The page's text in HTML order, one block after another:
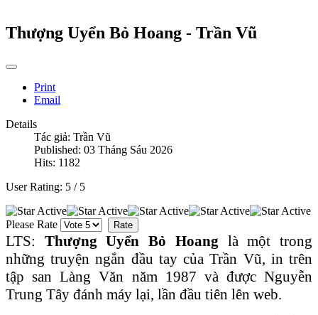
Thượng Uyển Bỏ Hoang - Trần Vũ
Print
Email
Details
Tác giả: Trần Vũ
Published: 03 Tháng Sáu 2026
Hits: 1182
User Rating: 5 / 5
Please Rate
LTS: Thượng Uyển Bỏ Hoang là một trong
những truyện ngắn đầu tay của Trần Vũ, in trên
tập san Làng Văn năm 1987 và được Nguyễn
Trung Tây đánh máy lại, lần đầu tiên lên web.